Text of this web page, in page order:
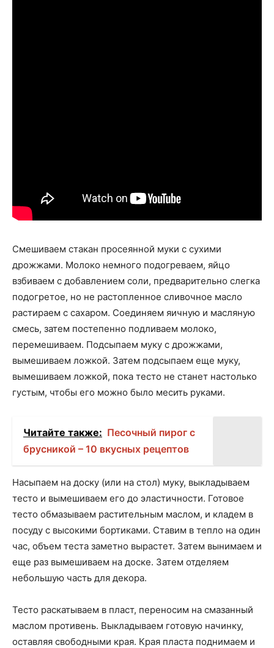
Смешиваем стакан просеянной муки с сухими
дрожжами. Молоко немного подогреваем, яйцо
взбиваем с добавлением соли, предварительно слегка
подогретое, но не растопленное сливочное масло
растираем с сахаром. Соединяем яичную и масляную
смесь, затем постепенно подливаем молоко,
перемешиваем. Подсыпаем муку с дрожжами,
вымешиваем ложкой. Затем подсыпаем еще муку,
вымешиваем ложкой, пока тесто не станет настолько
густым, чтобы его можно было месить руками.
Читайте также: Песочный пирог с
брусникой – 10 вкусных рецептов
Насыпаем на доску (или на стол) муку, выкладываем
тесто и вымешиваем его до эластичности. Готовое
тесто обмазываем растительным маслом, и кладем в
посуду с высокими бортиками. Ставим в тепло на один
час, объем теста заметно вырастет. Затем вынимаем и
еще раз вымешиваем на доске. Затем отделяем
небольшую часть для декора.
Тесто раскатываем в пласт, переносим на смазанный
маслом противень. Выкладываем готовую начинку,
оставляя свободными края. Края пласта поднимаем и